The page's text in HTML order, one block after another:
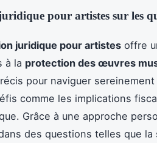
pour artistes sur les
juridique pour artistes offre
à la protection des œuvres
pour naviguer
comme les implications
Grâce à une approche
des questions telles que la